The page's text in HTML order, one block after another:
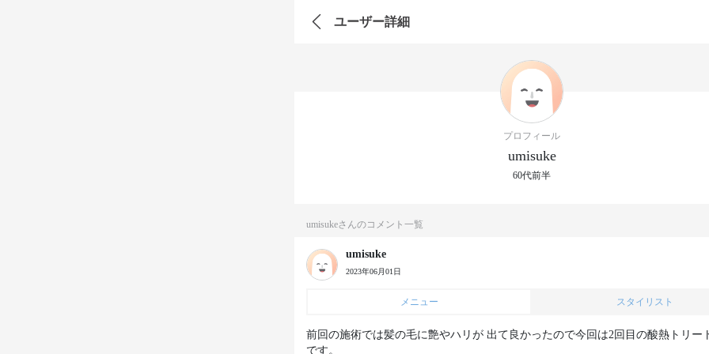
ユーザー詳細
プロフィール
umisuke
60代前半
umisukeさんのコメント一覧
umisuke
2023年06月01日
メニュー スタイリスト
前回の施術では髪の毛に艶やハリが 出て良かったので今回は2回目の酸熱トリー
です。